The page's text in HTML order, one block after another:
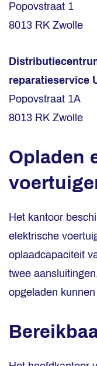
Popovstraat 1
8013 RK Zwolle
reparatieservice
Popovstraat 1A
8013 RK Zwolle
Opladen
Het kantoor
elektrische
oplaadcapaciteit
twee
opgeladen